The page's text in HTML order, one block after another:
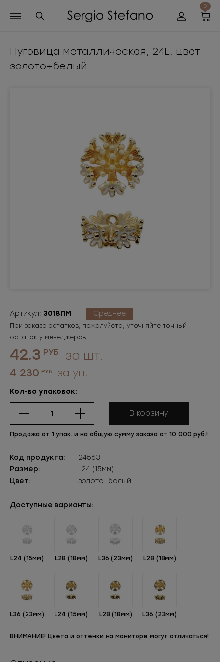
0
Пуговица металлическая, 24L, цвет
золото+белый
Артикул: 3018ПМ Среднее
При заказе остатков, пожалуйста, уточняйте точный
остаток у менеджеров.
42.3 РУБ за шт.
4 230 РУБ за уп.
Кол-во упаковок:
В корзину
Продажа от 1 упак. и на общую сумму заказа от 10 000 руб.!
Код продукта:
24563
Размер:
L24 (15мм)
Цвет:
золото+белый
Доступные варианты:
L24 (15мм) L28 (18мм) L36 (23мм) L28 (18мм)
L36 (23мм) L24 (15мм) L28 (18мм) L36 (23мм)
ВНИМАНИЕ! Цвета и оттенки на мониторе могут отличаться!